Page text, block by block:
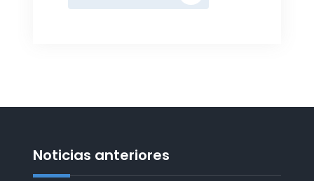
Consejo
Noticias anteriores